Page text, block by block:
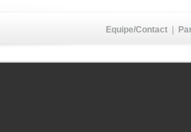
Equipe/Contact